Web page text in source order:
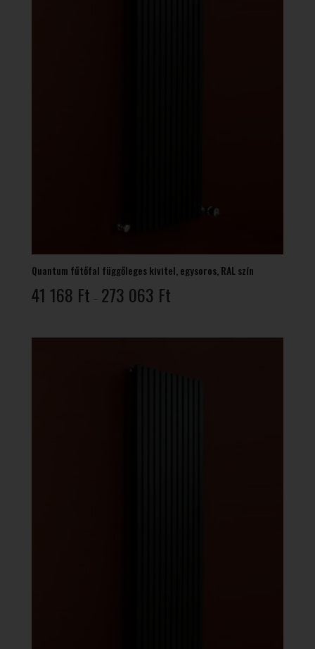
Quantum fűtőfal függőleges kivitel, egysoros, RAL szín
41 168 Ft – 273 063 Ft41
-